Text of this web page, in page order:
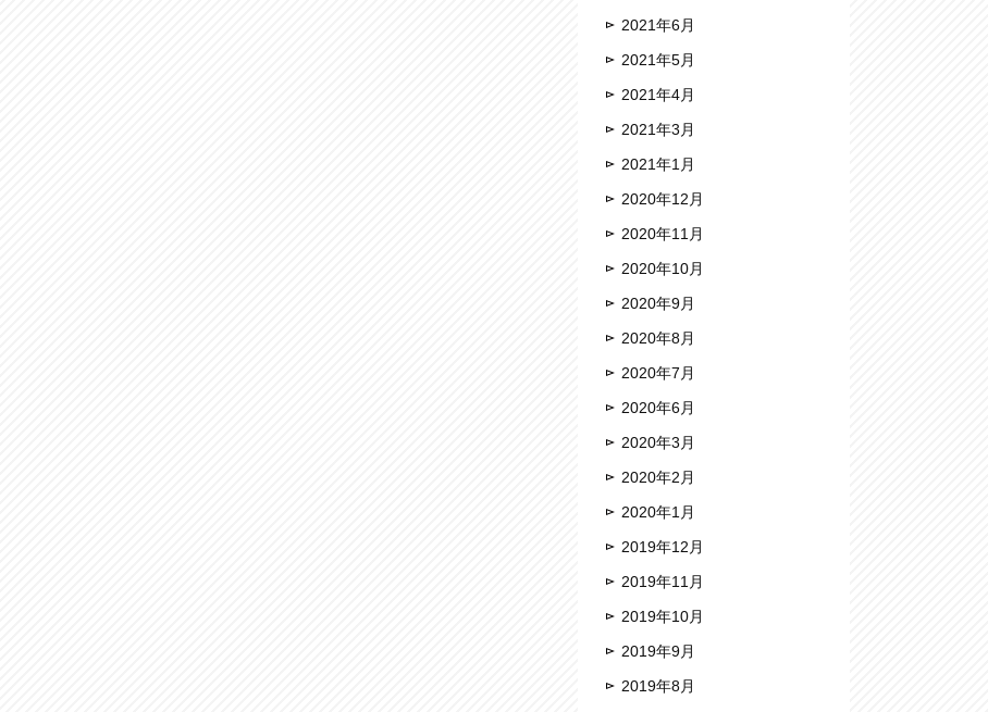
2021年6月
2021年5月
2021年4月
2021年3月
2021年1月
2020年12月
2020年11月
2020年10月
2020年9月
2020年8月
2020年7月
2020年6月
2020年3月
2020年2月
2020年1月
2019年12月
2019年11月
2019年10月
2019年9月
2019年8月